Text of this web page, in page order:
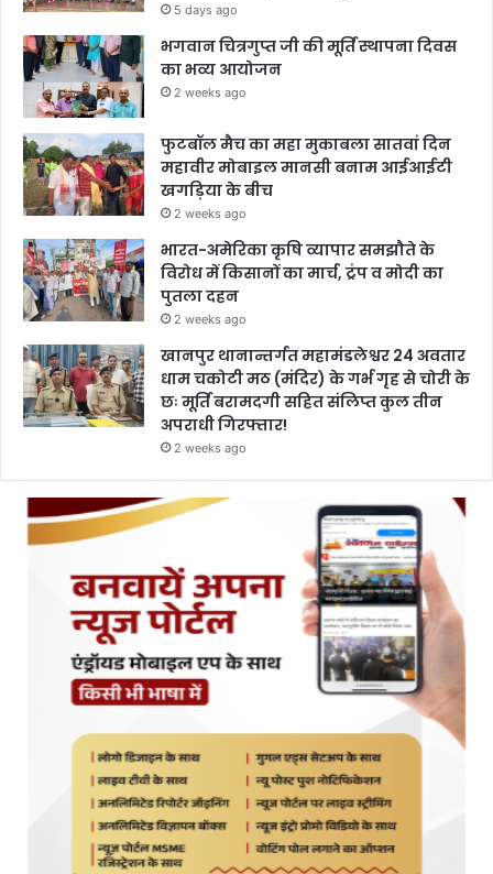
5 days ago
भगवान चित्रगुप्त जी की मूर्ति स्थापना दिवस
का भव्य आयोजन
2 weeks ago
फुटबॉल मैच का महा मुकाबला सातवां दिन
महावीर मोबाइल मानसी बनाम आईआईटी
खगड़िया के बीच
2 weeks ago
भारत-अमेरिका कृषि व्यापार समझौते के
विरोध में किसानों का मार्च, ट्रंप व मोदी का
पुतला दहन
2 weeks ago
खानपुर थानान्तर्गत महामंडलेश्वर 24 अवतार
धाम चकोटी मठ (मंदिर) के गर्भ गृह से चोरी के
छः मूर्ति बरामदगी सहित संलिप्त कुल तीन
अपराधी गिरफ्तार!
2 weeks ago